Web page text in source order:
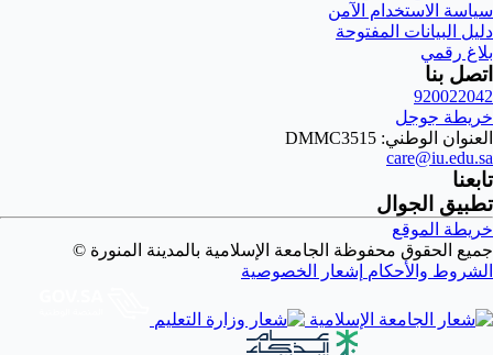
سياسة الاستخدام الآمن
دليل البيانات المفتوحة
بلاغ رقمي
اتصل بنا
920022042
خريطة جوجل
العنوان الوطني: DMMC3515
care@iu.edu.sa
تابعنا
تطبيق الجوال
خريطة الموقع
جميع الحقوق محفوظة الجامعة الإسلامية بالمدينة المنورة ©
الشروط والأحكام إشعار الخصوصية